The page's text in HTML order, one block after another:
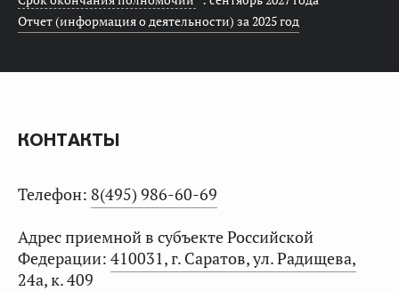
Отчет (информация о деятельности) за 2025 год
КОНТАКТЫ
Телефон: 8(495) 986-60-69
Адрес приемной в субъекте Российской
Федерации: 410031, г. Саратов, ул. Радищева,
24а, к. 409